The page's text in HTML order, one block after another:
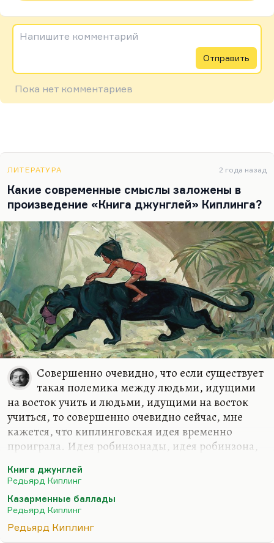
Напишите комментарий
Отправить
Пока нет комментариев
ЛИТЕРАТУРА 2 года назад
Какие современные смыслы заложены в
произведение «Книга джунглей» Киплинга?
Совершенно очевидно, что если существует
такая полемика между людьми, идущими
на восток учить и людьми, идущими на восток
учиться, то совершенно очевидно сейчас, мне
кажется, что киплинговская идея временно
проиграла. Идея робинзонады, идея робинзона,
который приносит в джунгли человеческий
закон, она проиграла хотя бы потому что ходом
вещей — так всегда получается — любой маугли
становится диким зверенышем, а не
человеческим детенышем. Ни один ребенок-
Книга джунглей
Редьярд Киплинг
Казарменные баллады
Редьярд Киплинг
Редьярд Киплинг